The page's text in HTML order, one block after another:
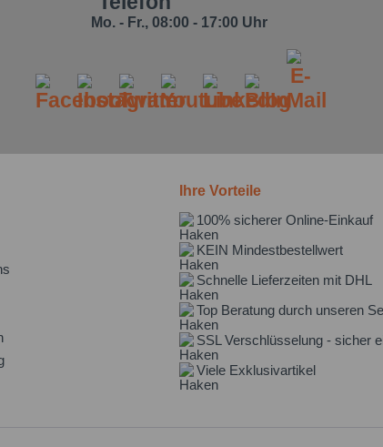
Mo. - Fr., 08:00 - 17:00 Uhr
Ihre Vorteile
100% sicherer Online-Einkauf
KEIN Mindestbestellwert
Schnelle Lieferzeiten mit DHL
Top Beratung durch unseren
SSL Verschlüsselung - sicher
Viele Exklusivartikel